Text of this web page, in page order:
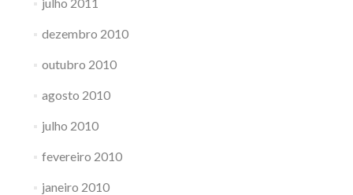
dezembro 2010
outubro 2010
agosto 2010
julho 2010
fevereiro 2010
janeiro 2010